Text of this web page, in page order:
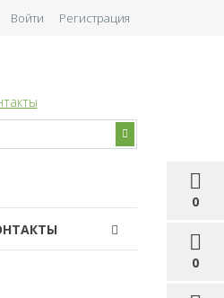
0
0
Войти Регистрация